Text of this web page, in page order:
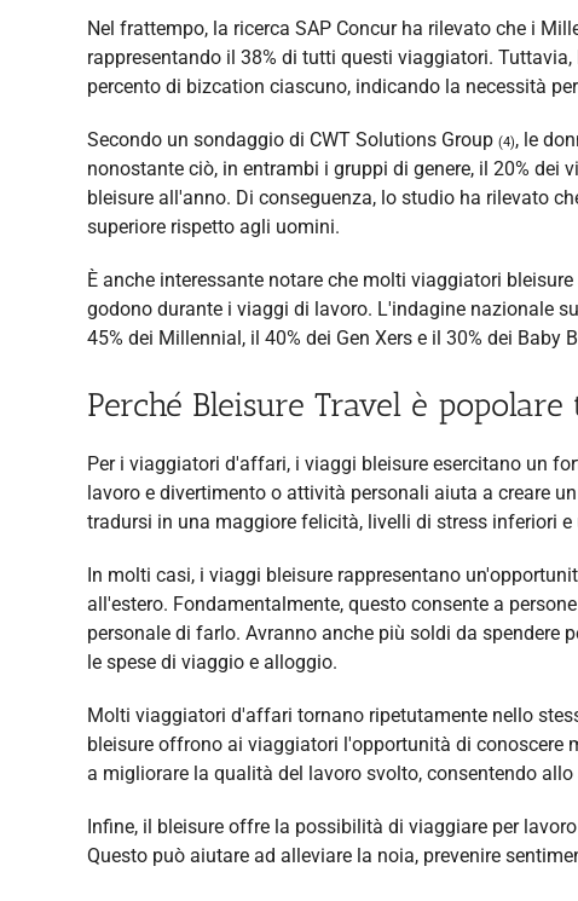
Nel frattempo, la ricerca SAP Concur ha rilevato che i
rappresentando il 38% di tutti questi viaggiatori.
percento di bizcation ciascuno, indicando la necessità
Secondo un sondaggio di CWT Solutions Group (4), le
nonostante ciò, in entrambi i gruppi di genere, il 20%
bleisure all'anno. Di conseguenza, lo studio ha rilevato
superiore rispetto agli uomini.
È anche interessante notare che molti viaggiatori
godono durante i viaggi di lavoro. L'indagine nazionale
45% dei Millennial, il 40% dei Gen Xers e il 30% dei
Perché Bleisure Travel è
Per i viaggiatori d'affari, i viaggi bleisure esercitano un
lavoro e divertimento o attività personali aiuta a creare
tradursi in una maggiore felicità, livelli di stress inferiori
In molti casi, i viaggi bleisure rappresentano
all'estero. Fondamentalmente, questo consente a
personale di farlo. Avranno anche più soldi da spendere
le spese di viaggio e alloggio.
Molti viaggiatori d'affari tornano ripetutamente nello
bleisure offrono ai viaggiatori l'opportunità di conoscere
a migliorare la qualità del lavoro svolto, consentendo
Infine, il bleisure offre la possibilità di viaggiare per
Questo può aiutare ad alleviare la noia, prevenire